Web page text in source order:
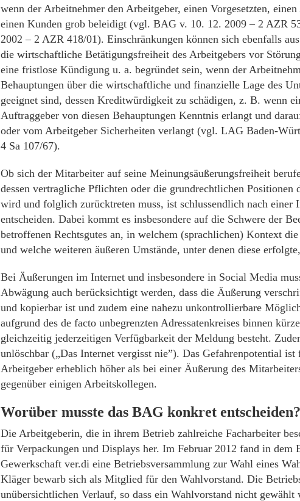
wenn der Arbeitnehmer den Arbeitgeber, einen Vorgesetzten,
einen Kunden grob beleidigt (vgl. BAG v. 10. 12. 2009 – 2 AZR
2002 – 2 AZR 418/01). Einschränkungen können sich ebenfalls
die wirtschaftliche Betätigungsfreiheit des Arbeitgebers vor
eine fristlose Kündigung u. a. begründet sein, wenn der
Behauptungen über die wirtschaftliche und finanzielle Lage des
geeignet sind, dessen Kreditwürdigkeit zu schädigen, z. B. wenn
Auftraggeber von diesen Behauptungen Kenntnis erlangt und
oder vom Arbeitgeber Sicherheiten verlangt (vgl. LAG Baden-
4 Sa 107/67).
Ob sich der Mitarbeiter auf seine Meinungsäußerungsfreiheit
dessen vertragliche Pflichten oder die grundrechtlichen Positionen
wird und folglich zurücktreten muss, ist schlussendlich nach einer
entscheiden. Dabei kommt es insbesondere auf die Schwere der
betroffenen Rechtsgutes an, in welchem (sprachlichen) Kontext
und welche weiteren äußeren Umstände, unter denen diese
Bei Äußerungen im Internet und insbesondere in Social Media
Abwägung auch berücksichtigt werden, dass die Äußerung
und kopierbar ist und zudem eine nahezu unkontrollierbare
aufgrund des de facto unbegrenzten Adressatenkreises binnen
gleichzeitig jederzeitigen Verfügbarkeit der Meldung besteht.
unlöschbar („Das Internet vergisst nie”). Das Gefahrenpotential
Arbeitgeber erheblich höher als bei einer Äußerung des
gegenüber einigen Arbeitskollegen.
Worüber musste das BAG konkret entscheiden?
Die Arbeitgeberin, die in ihrem Betrieb zahlreiche Facharbeiter
für Verpackungen und Displays her. Im Februar 2012 fand in dem
Gewerkschaft ver.di eine Betriebsversammlung zur Wahl eines
Kläger bewarb sich als Mitglied für den Wahlvorstand. Die
unübersichtlichen Verlauf, so dass ein Wahlvorstand nicht